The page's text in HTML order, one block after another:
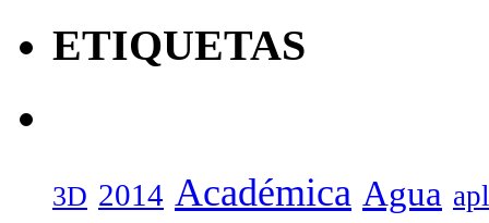
ETIQUETAS
3D 2014 Académica Agua